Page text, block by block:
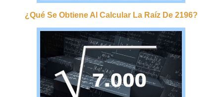
¿qué Se Obtiene Al Calcular La Raíz De 2196?